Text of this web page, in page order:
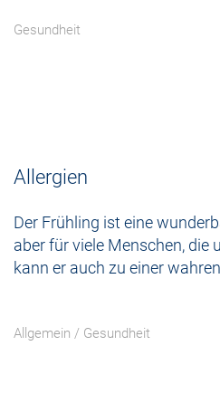
Gesundheit
Allergien
Der Frühling ist eine
aber für viele Menschen, die
kann er auch zu einer
Allgemein / Gesundheit